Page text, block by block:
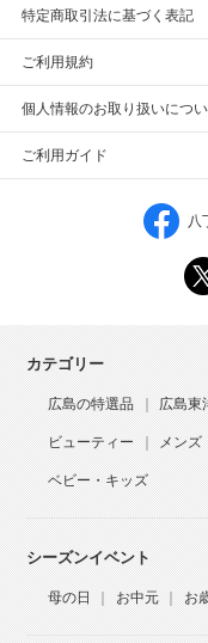
特定商取引法に基づく表記
ご利用規約
個人情報のお取り扱いにつ
ご利用ガイド
八
カテゴリー
広島の特選品 広島東
ビューティー メンズ
ベビー・キッズ
シーズンイベント
母の日 お中元 お